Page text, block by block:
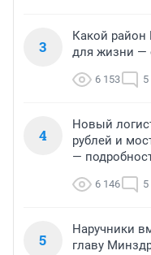
3
Какой
для жизни —
6 153 5
4
Новый
рублей и
—
6 146 5
5
Наручники
главу